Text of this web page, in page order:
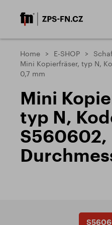
Home E-SHOP
Mini Kopierfräser, typ N,
0,7 mm
Mini
typ N,
S560602,